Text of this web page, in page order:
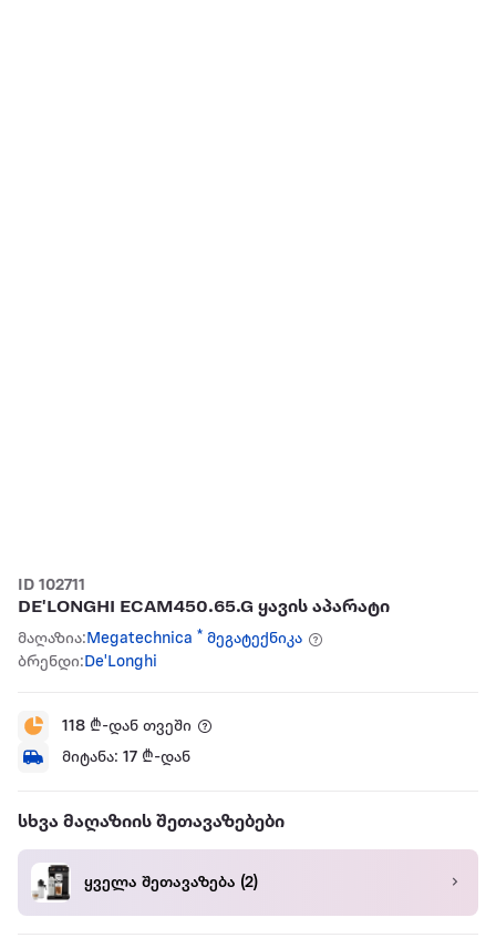
ID 102711
DE'LONGHI ECAM450.65.G ყავის აპარატი
მაღაზია:Megatechnica * მეგატექნიკა
ბრენდი:De'Longhi
118 ₾-დან თვეში
მიტანა: 17 ₾-დან
სხვა მაღაზიის შეთავაზებები
ყველა შეთავაზება (2)